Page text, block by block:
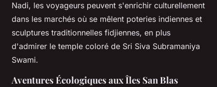
Nadi, les voyageurs peuvent s'enrichir culturellement
dans les marchés où se mêlent poteries indiennes et
sculptures traditionnelles fidjiennes, en plus
d'admirer le temple coloré de Sri Siva Subramaniya
Swami.
Aventures Écologiques aux Îles San Blas